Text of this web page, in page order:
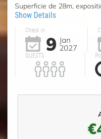
Superficie de 28m,
Show Details
Check in
9 Jan
2027
GUESTS